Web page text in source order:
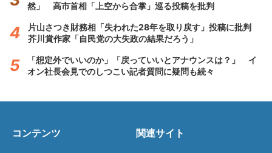
然」 高市首相「上空から合掌」巡る投稿を批判
片山さつき財務相「失われた28年を取り戻す」投稿に批判
芥川賞作家「自民党の大失政の結果だろう」
「想定外でいいのか」「戻っていいとアナウンスは？」 イ
オン社長会見でのしつこい記者質問に疑問も続々
コンテンツ 関連サイト